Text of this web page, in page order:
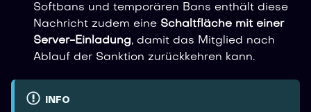
Softbans und temporären Bans enthält diese
Nachricht zudem eine Schaltfläche mit einer
Server-Einladung, damit das Mitglied nach
Ablauf der Sanktion zurückkehren kann.
INFO